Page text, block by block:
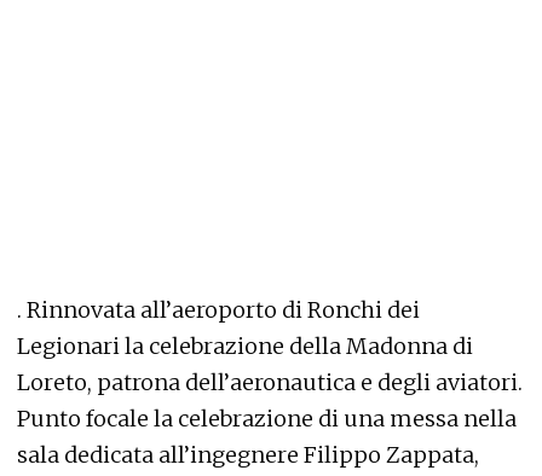
. Rinnovata all’aeroporto di Ronchi dei
Legionari la celebrazione della Madonna di
Loreto, patrona dell’aeronautica e degli aviatori.
Punto focale la celebrazione di una messa nella
sala dedicata all’ingegnere Filippo Zappata,